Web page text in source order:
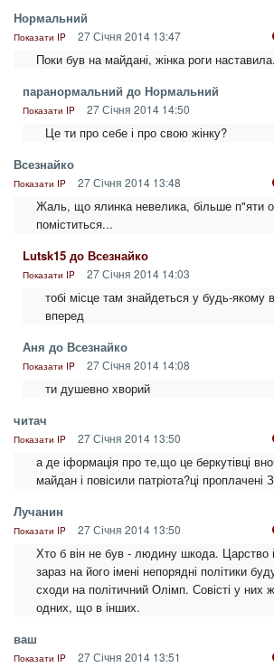
Нормальний
Показати IP 27 Січня 2014 13:47
Поки був на майдані, жінка роги
паранормальний до Нормальний
Показати IP 27 Січня 2014 14:50
Це ти про себе і про свою жінку?
Всезнайко
Показати IP 27 Січня 2014 13:48
Жаль, що ялинка невелика, більше п"яти
поміститься...
Lutsk15 до Всезнайко
Показати IP 27 Січня 2014 14:03
тобі місце там знайдеться у будь-якому
вперед
Аня до Всезнайко
Показати IP 27 Січня 2014 14:08
ти душевно хворий
читач
Показати IP 27 Січня 2014 13:50
а де іформація про те,що це беркутівці
майдан і повісили патріота?ці
Лучанин
Показати IP 27 Січня 2014 13:50
Хто б він не був - людину шкода.
зараз на його імені непорядні політики
сходи на політичний Олімп. Совісті у
одних, що в інших.
ваш
Показати IP 27 Січня 2014 13:51